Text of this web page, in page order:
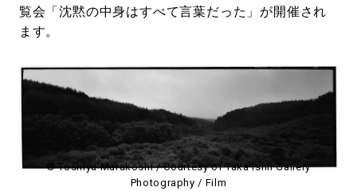
覧会「沈黙の中身はすべて言葉だった」が開催され
ます。
© Toshiya Murakoshi / Courtesy of Taka Ishii Gallery
Photography / Film